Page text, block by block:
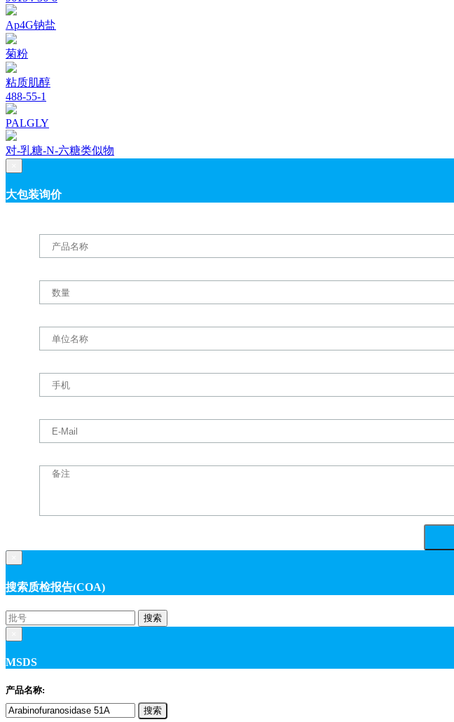
Ap4G钠盐
菊粉
粘质肌醇
488-55-1
PALGLY
对-乳糖-N-六糖类似物
大包装询价
搜索质检报告(COA)
搜索
MSDS
产品名称:
搜索